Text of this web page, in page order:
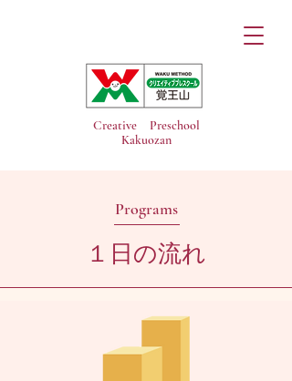
Creative Preschool
Kakuozan
Programs
１日の流れ